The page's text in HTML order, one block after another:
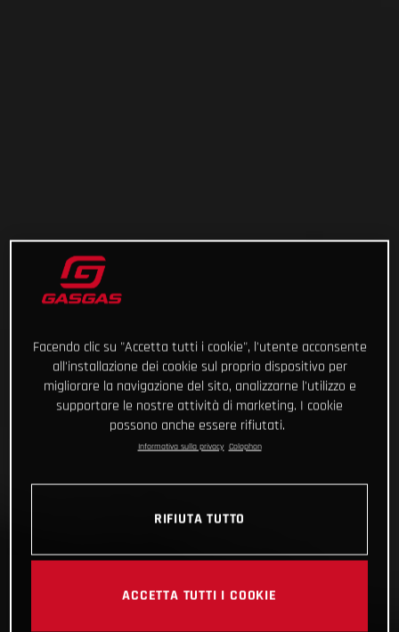
Facendo clic su "Accetta tutti i cookie", l'utente acconsente
all'installazione dei cookie sul proprio dispositivo per
migliorare la navigazione del sito, analizzarne l'utilizzo e
supportare le nostre attività di marketing. I cookie
possono anche essere rifiutati.
Informativa sulla privacy Colophon
RIFIUTA TUTTO
ACCETTA TUTTI I COOKIE